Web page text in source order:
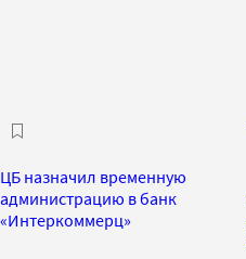
ЦБ назначил временную
администрацию в банк
«Интеркоммерц»